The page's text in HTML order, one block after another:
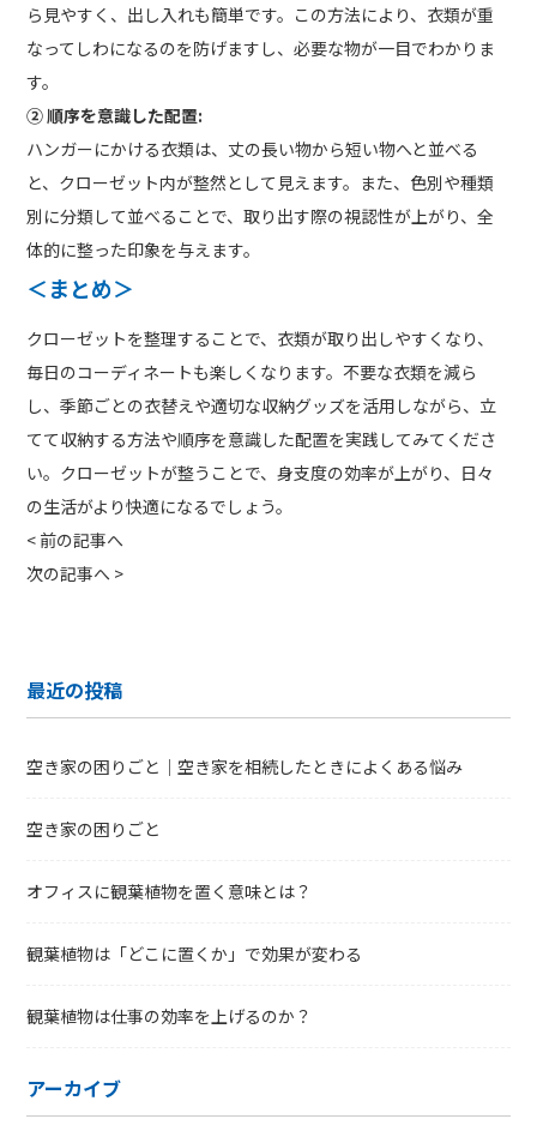
ら見やすく、出し入れも簡単です。この方法により、衣類が重
なってしわになるのを防げますし、必要な物が一目でわかりま
す。
② 順序を意識した配置:
ハンガーにかける衣類は、丈の長い物から短い物へと並べる
と、クローゼット内が整然として見えます。また、色別や種類
別に分類して並べることで、取り出す際の視認性が上がり、全
体的に整った印象を与えます。
＜まとめ＞
クローゼットを整理することで、衣類が取り出しやすくなり、
毎日のコーディネートも楽しくなります。不要な衣類を減ら
し、季節ごとの衣替えや適切な収納グッズを活用しながら、立
てて収納する方法や順序を意識した配置を実践してみてくださ
い。クローゼットが整うことで、身支度の効率が上がり、日々
の生活がより快適になるでしょう。
< 前の記事へ
次の記事へ >
最近の投稿
空き家の困りごと｜空き家を相続したときによくある悩み
空き家の困りごと
オフィスに観葉植物を置く意味とは？
観葉植物は「どこに置くか」で効果が変わる
観葉植物は仕事の効率を上げるのか？
アーカイブ